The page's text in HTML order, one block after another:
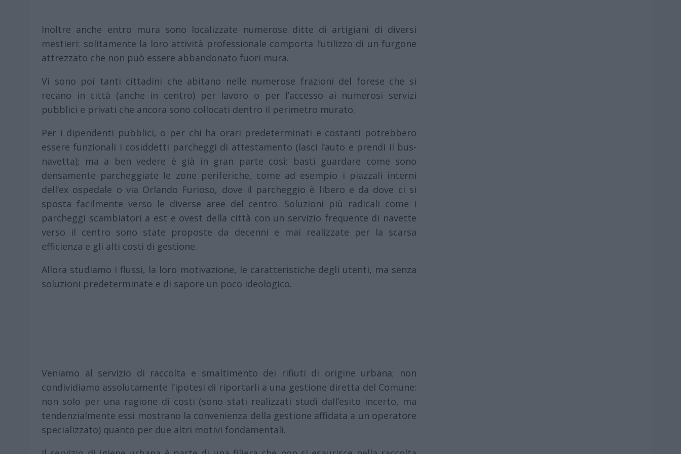
Inoltre anche entro mura sono localizzate numerose ditte di artigiani di diversi
mestieri: solitamente la loro attività professionale comporta l’utilizzo di un furgone
attrezzato che non può essere abbandonato fuori mura.
Vi sono poi tanti cittadini che abitano nelle numerose frazioni del forese che si
recano in città (anche in centro) per lavoro o per l’accesso ai numerosi servizi
pubblici e privati che ancora sono collocati dentro il perimetro murato.
Per i dipendenti pubblici, o per chi ha orari predeterminati e costanti potrebbero
essere funzionali i cosiddetti parcheggi di attestamento (lasci l’auto e prendi il bus-
navetta); ma a ben vedere è già in gran parte così: basti guardare come sono
densamente parcheggiate le zone periferiche, come ad esempio i piazzali interni
dell’ex ospedale o via Orlando Furioso, dove il parcheggio è libero e da dove ci si
sposta facilmente verso le diverse aree del centro. Soluzioni più radicali come i
parcheggi scambiatori a est e ovest della città con un servizio frequente di navette
verso il centro sono state proposte da decenni e mai realizzate per la scarsa
efficienza e gli alti costi di gestione.
Allora studiamo i flussi, la loro motivazione, le caratteristiche degli utenti, ma senza
soluzioni predeterminate e di sapore un poco ideologico.
Veniamo al servizio di raccolta e smaltimento dei rifiuti di origine urbana; non
condividiamo assolutamente l’ipotesi di riportarli a una gestione diretta del Comune:
non solo per una ragione di costi (sono stati realizzati studi dall’esito incerto, ma
tendenzialmente essi mostrano la convenienza della gestione affidata a un operatore
specializzato) quanto per due altri motivi fondamentali.